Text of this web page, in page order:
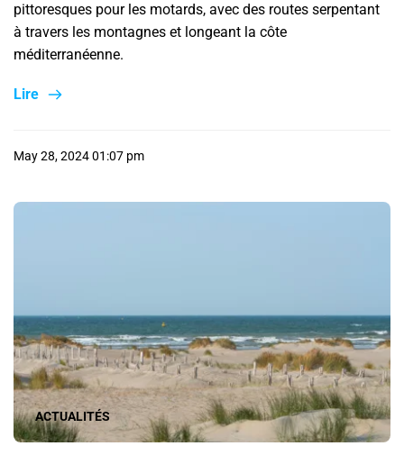
pittoresques pour les motards, avec des routes serpentant
à travers les montagnes et longeant la côte
méditerranéenne.
Lire
May 28, 2024 01:07 pm
ACTUALITÉS